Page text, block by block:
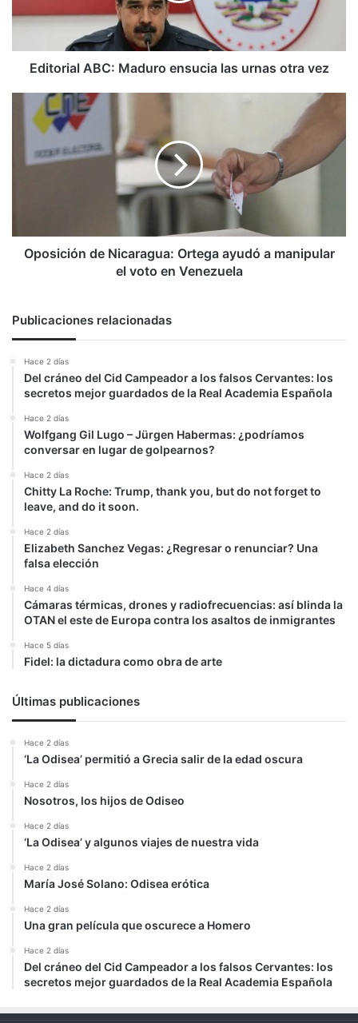
otra
Editorial ABC: Maduro ensucia las urnas otra vez
Oposición
Nicaragua:
Ortega
ayudó
voto
Oposición de Nicaragua: Ortega ayudó a manipular
el voto en Venezuela
Publicaciones relacionadas
Hace 2 días
Del cráneo del Cid Campeador a los falsos Cervantes: los
secretos mejor guardados de la Real Academia Española
Hace 2 días
Wolfgang Gil Lugo – Jürgen Habermas: ¿podríamos
conversar en lugar de golpearnos?
Hace 2 días
Chitty La Roche: Trump, thank you, but do not forget to
leave, and do it soon.
Hace 2 días
Elizabeth Sanchez Vegas: ¿Regresar o renunciar? Una
falsa elección
Hace 4 días
Cámaras térmicas, drones y radiofrecuencias: así blinda la
OTAN el este de Europa contra los asaltos de inmigrantes
Hace 5 días
Fidel: la dictadura como obra de arte
Últimas publicaciones
Hace 2 días
‘La Odisea’ permitió a Grecia salir de la edad oscura
Hace 2 días
Nosotros, los hijos de Odiseo
Hace 2 días
‘La Odisea’ y algunos viajes de nuestra vida
Hace 2 días
María José Solano: Odisea erótica
Hace 2 días
Una gran película que oscurece a Homero
Hace 2 días
Del cráneo del Cid Campeador a los falsos Cervantes: los
secretos mejor guardados de la Real Academia Española